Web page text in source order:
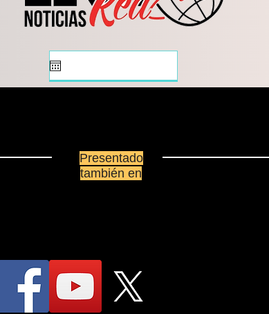
Presentado
también en